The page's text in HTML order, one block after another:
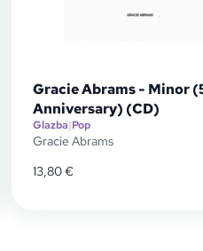
Gracie Abrams - Minor
Anniversary) (CD)
Glazba|Pop
Gracie Abrams
13,80€